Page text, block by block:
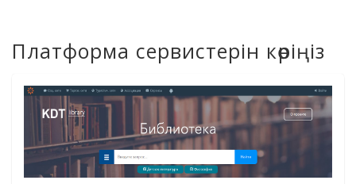
Платформа сервистерін көріңіз